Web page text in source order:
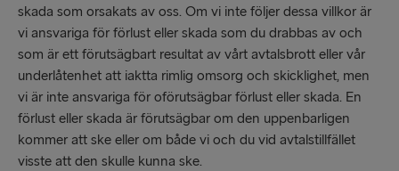
skada som orsakats av oss. Om vi inte följer dessa villkor är
vi ansvariga för förlust eller skada som du drabbas av och
som är ett förutsägbart resultat av vårt avtalsbrott eller vår
underlåtenhet att iaktta rimlig omsorg och skicklighet, men
vi är inte ansvariga för oförutsägbar förlust eller skada. En
förlust eller skada är förutsägbar om den uppenbarligen
kommer att ske eller om både vi och du vid avtalstillfället
visste att den skulle kunna ske.